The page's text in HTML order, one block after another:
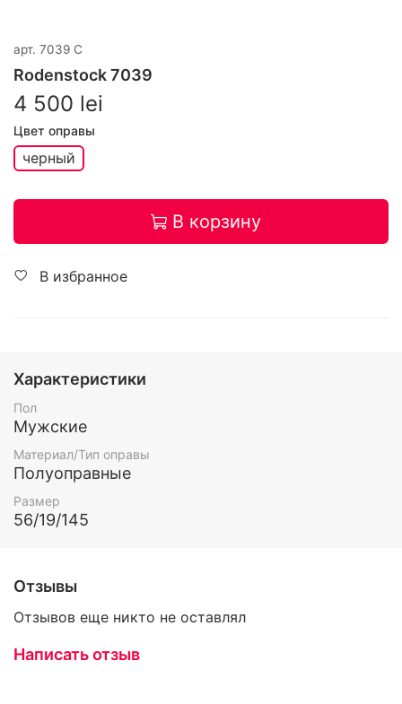
арт. 7039 C
Rodenstock 7039
4 500 lei
Цвет оправы
черный
В корзину
В избранное
Характеристики
Пол
Мужские
Материал/Тип оправы
Полуоправные
Размер
56/19/145
Отзывы
Отзывов еще никто не оставлял
Написать отзыв